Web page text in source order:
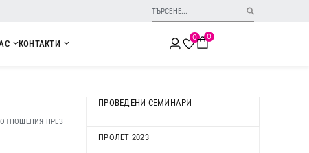
КОНТАКТИ
0 0
ПРЕЗ
ПРОВЕДЕНИ СЕМИНАРИ
ПРОЛЕТ 2023